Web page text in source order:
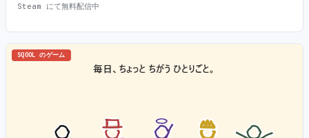
Steam にて無料配信中
SQOOL のゲーム